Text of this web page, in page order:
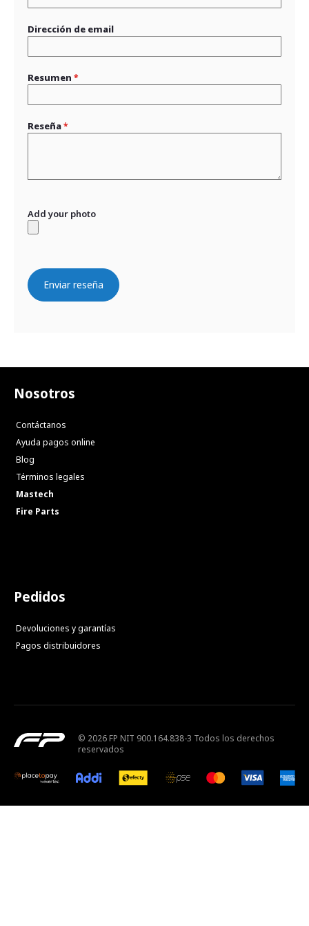
Dirección de email
Resumen
Reseña
Add your photo
Enviar reseña
Nosotros
Contáctanos
Ayuda pagos online
Blog
Términos legales
Mastech
Fire Parts
Pedidos
Devoluciones y garantías
Pagos distribuidores
© 2026 FP NIT 900.164.838-3 Todos los derechos
reservados